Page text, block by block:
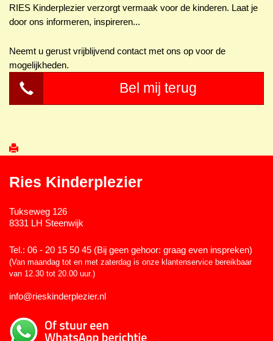
RIES Kinderplezier verzorgt vermaak voor de kinderen. Laat je
door ons informeren, inspireren...
Neemt u gerust vrijblijvend contact met ons op voor de
mogelijkheden.
Bel mij terug
Ries Kinderplezier
Tukseweg 126
8331 LH Steenwijk
Tel.: 06 - 20 15 50 45 (Bij geen gehoor: graag even inspreken)
(Van maandag tot en met zaterdag is onze klantenservice bereikbaar
van 12.30 tot 20.00 uur.)
info@rieskinderplezier.nl